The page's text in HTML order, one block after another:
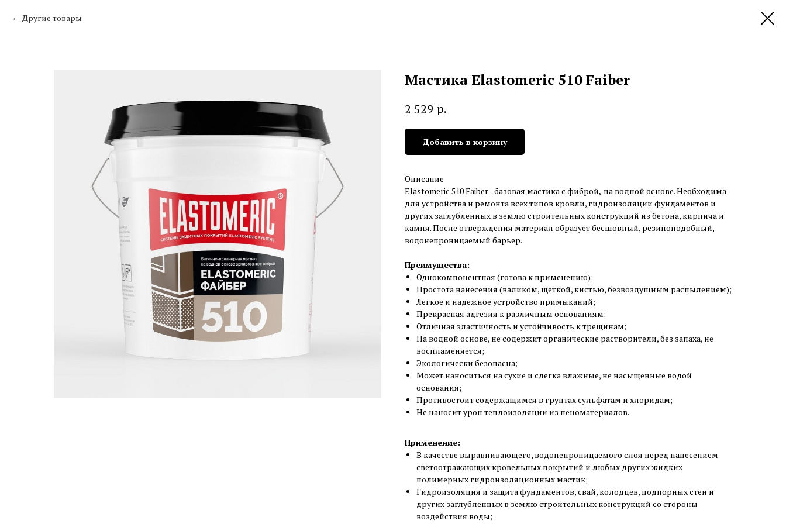
Другие товары
Мастика Elastomeric 510 Faiber
2 529 р.
Добавить в корзину
Описание
Elastomeric 510 Faiber - базовая мастика с фиброй, на водной основе. Необходима
для устройства и ремонта всех типов кровли, гидроизоляции фундаментов и
других заглубленных в землю строительных конструкций из бетона, кирпича и
камня. После отверждения материал образует бесшовный, резиноподобный,
водонепроницаемый барьер.
Преимущества:
Однокомпонентная (готова к применению);
Простота нанесения (валиком, щеткой, кистью, безвоздушным распылением);
Легкое и надежное устройство примыканий;
Прекрасная адгезия к различным основаниям;
Отличная эластичность и устойчивость к трещинам;
На водной основе, не содержит органические растворители, без запаха, не
воспламеняется;
Экологически безопасна;
Может наноситься на сухие и слегка влажные, не насыщенные водой
основания;
Противостоит содержащимся в грунтах сульфатам и хлоридам;
Не наносит урон теплоизоляции из пеноматериалов.
Применение:
В качестве выравнивающего, водонепроницаемого слоя перед нанесением
светоотражающих кровельных покрытий и любых других жидких
полимерных гидроизоляционных мастик;
Гидроизоляция и защита фундаментов, свай, колодцев, подпорных стен и
других заглубленных в землю строительных конструкций со стороны
воздействия воды;